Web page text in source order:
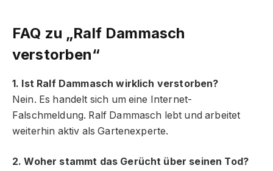
FAQ zu „Ralf Dammasch
verstorben“
1. Ist Ralf Dammasch wirklich verstorben?
Nein. Es handelt sich um eine Internet-
Falschmeldung. Ralf Dammasch lebt und arbeitet
weiterhin aktiv als Gartenexperte.
2. Woher stammt das Gerücht über seinen Tod?